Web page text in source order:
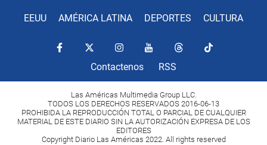
EEUU AMÉRICA LATINA DEPORTES CULTURA
Contactenos RSS
Las Américas Multimedia Group LLC.
TODOS LOS DERECHOS RESERVADOS 2016-06-13
PROHIBIDA LA REPRODUCCIÓN TOTAL O PARCIAL DE CUALQUIER
MATERIAL DE ESTE DIARIO SIN LA AUTORIZACIÓN EXPRESA DE LOS
EDITORES
Copyright Diario Las Américas 2022. All rights reserved